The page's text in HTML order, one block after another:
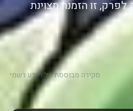
זו הזמנה מצוינת
סקירה מבוססת על מידע רשמי